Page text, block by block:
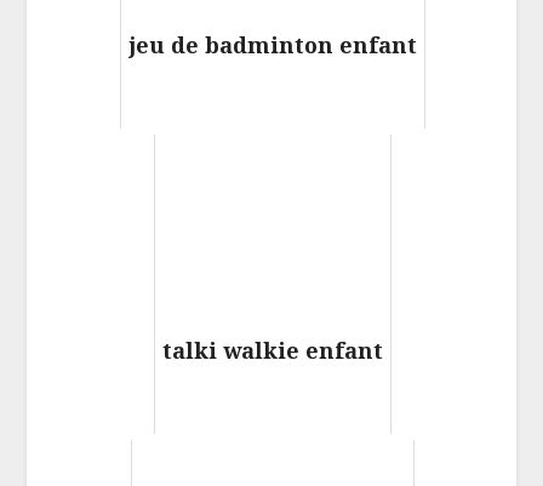
jeu de badminton enfant
talki walkie enfant